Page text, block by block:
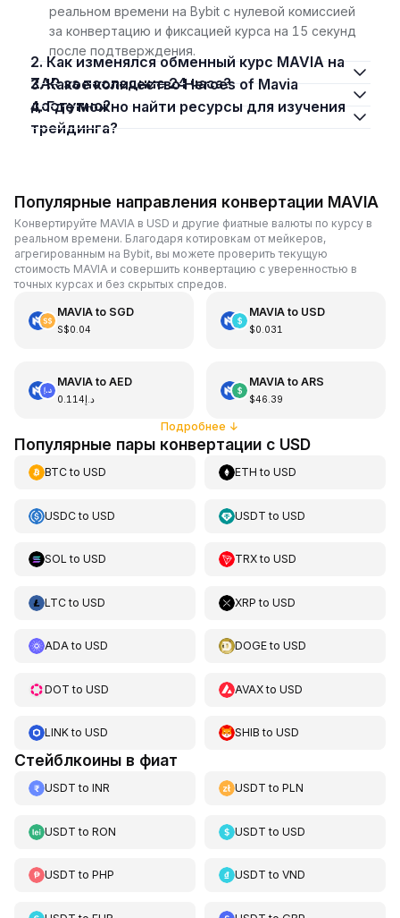
реальном времени на Bybit с нулевой комиссией
за конвертацию и фиксацией курса на 15 секунд
после подтверждения.
2. Как изменялся обменный курс MAVIA на
ZAR за последние 24 часа?
3. Какое количество Heroes of Mavia
доступно?
4. Где можно найти ресурсы для изучения
трейдинга?
Популярные направления конвертации MAVIA
Конвертируйте MAVIA в USD и другие фиатные валюты по курсу в
реальном времени. Благодаря котировкам от мейкеров,
агрегированным на Bybit, вы можете проверить текущую
стоимость MAVIA и совершить конвертацию с уверенностью в
точных курсах и без скрытых спредов.
MAVIAto SGD
S$0.04
MAVIAto USD
$0.031
MAVIAto AED
د.إ0.114
MAVIAto ARS
$46.39
Подробнее ↓
Популярные пары конвертации с USD
BTCto USD ETH toUSD
USDCto USD USDT toUSD
SOL to USD TRXtoUSD
LTCto USD XRP toUSD
ADAto USD DOGEtoUSD
DOT to USD AVAXtoUSD
LINKto USD SHIB toUSD
Стейблкоины в фиат
USDT to INR USDT toPLN
USDT to RON USDT toUSD
USDT to PHP USDT toVND